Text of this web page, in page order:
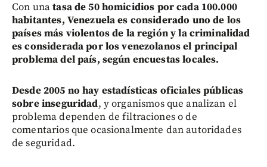
Con unatasa de 50 homicidios por cada 100.000
habitantes, Venezuela es considerado uno de los
países más violentos de la región y la criminalidad
es considerada por los venezolanos el principal
problema del país, según encuestas locales.
Desde 2005 no hay estadísticas oficiales públicas
sobre inseguridad, y organismos que analizan el
problema dependen de filtraciones o de
comentarios que ocasionalmente dan autoridades
de seguridad.